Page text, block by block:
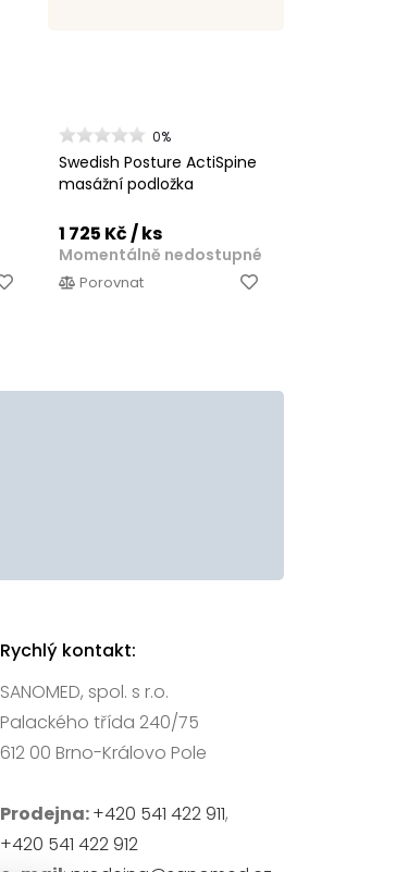
0%
Swedish Posture ActiSpine
masážní podložka
1 725 Kč/ ks
Momentálně nedostupné
Porovnat
Rychlý kontakt:
SANOMED, spol. s r.o.
Palackého třída 240/75
612 00 Brno-Královo Pole
Prodejna:+420 541 422 911,
+420 541 422 912